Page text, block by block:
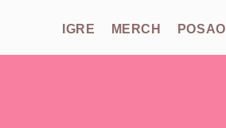
IGRE MERCH POSAO